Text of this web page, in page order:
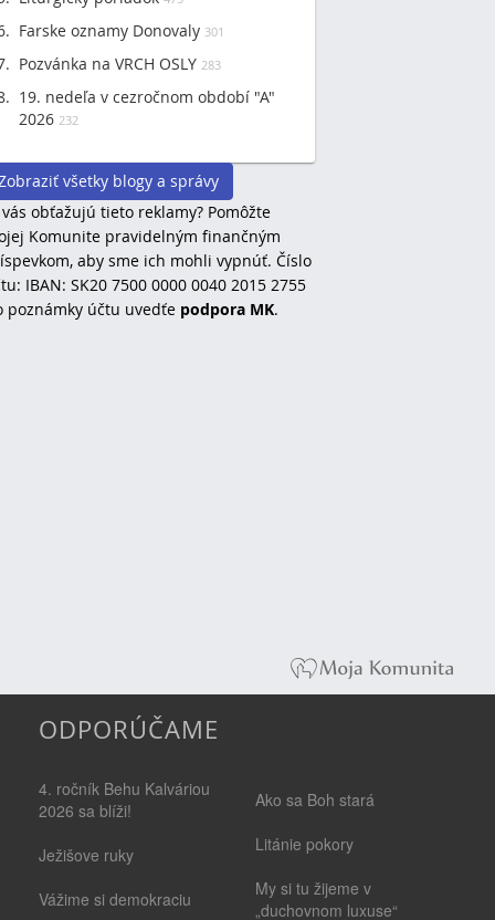
Farske oznamy Donovaly 301
Pozvánka na VRCH OSLY 283
19. nedeľa v cezročnom období "A"
2026 232
všetky blogy a správy
obťažujú tieto reklamy? Pomôžte
Komunite pravidelným finančným
aby sme ich mohli vypnúť. Číslo
IBAN: SK20 7500 0000 0040 2015 2755
poznámky účtu uvedťe podpora MK.
ODPORÚČAME
4. ročník Behu Kalváriou
2026 sa blíži!
Ježišove ruky
Vážime si demokraciu
Ako sa Boh stará
Litánie pokory
My si tu žijeme v
„duchovnom luxuse“